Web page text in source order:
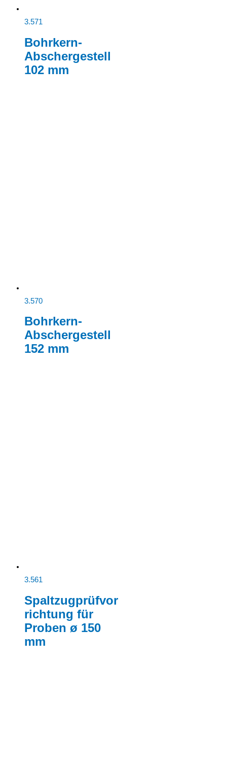
3.571
Bohrkern-
Abschergestell
102 mm
3.570
Bohrkern-
Abschergestell
152 mm
3.561
Spaltzugprüfvor
richtung für
Proben ø 150
mm